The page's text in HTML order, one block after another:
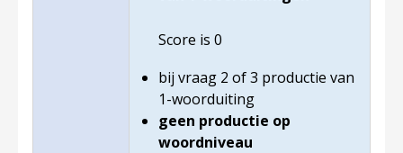
Score is 0
bij vraag 2 of 3 productie van
1-woorduiting
geen productie op
woordniveau